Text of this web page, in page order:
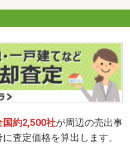
国約2,500社が周辺の売出事
査定価格を算出します。